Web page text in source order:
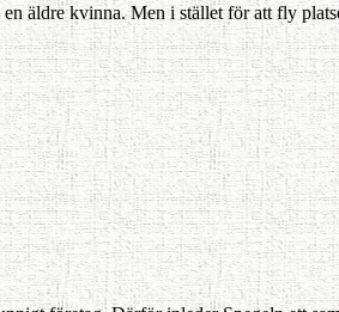
äldre kvinna. Men i stället för att fly